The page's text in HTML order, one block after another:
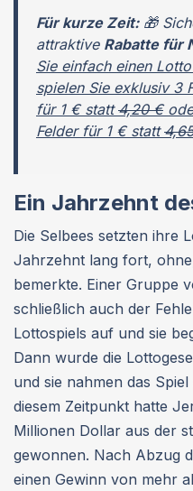
Für kurze Zeit:🎁
attraktive Rabatte für
Sie einfach einen
spielen Sie exklusiv 3
für 1 € statt4,20 €
Felder für 1 € statt
Ein Jahrzehnt
Die Selbees setzten ihre
Jahrzehnt lang fort,
bemerkte. Einer Gruppe
schließlich auch der
Lottospiels auf und sie
Dann wurde die
und sie nahmen das
diesem Zeitpunkt hatte
Millionen Dollar aus der
gewonnen. Nach Abzug
einen Gewinn von mehr